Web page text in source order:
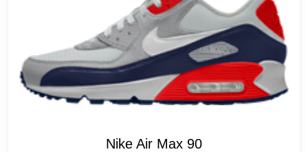
Nike Air Max 90